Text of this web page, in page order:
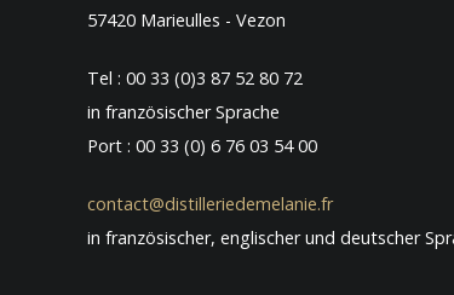
57420 Marieulles - Vezon
Tel : 00 33 (0)3 87 52 80 72
in französischer Sprache
Port : 00 33 (0) 6 76 03 54 00
contact@distilleriedemelanie.fr
in französischer, englischer und deutscher